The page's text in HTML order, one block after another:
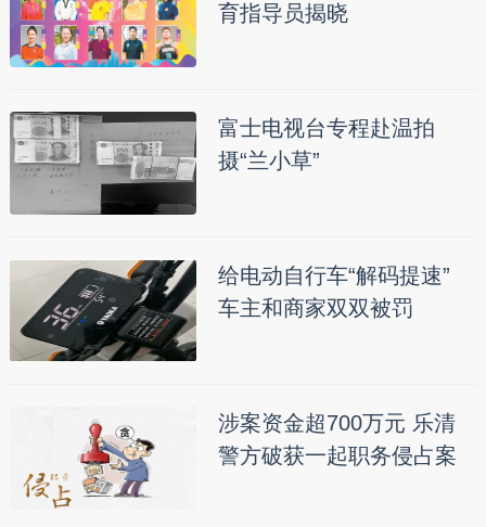
育指导员揭晓
富士电视台专程赴温拍
摄“兰小草”
给电动自行车“解码提速”
车主和商家双双被罚
涉案资金超700万元 乐清
警方破获一起职务侵占案